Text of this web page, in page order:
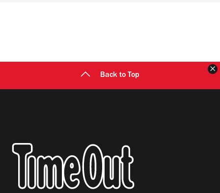
Back to Top